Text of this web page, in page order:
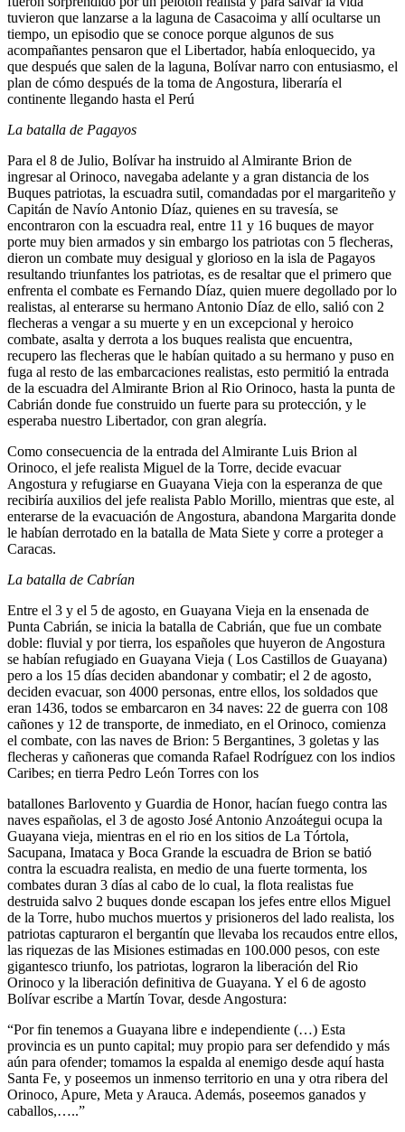
tuvieron que lanzarse a la laguna de Casacoima y allí ocultarse un
tiempo, un episodio que se conoce porque algunos de sus
acompañantes pensaron que el Libertador, había enloquecido, ya
que después que salen de la laguna, Bolívar narro con entusiasmo, el
plan de cómo después de la toma de Angostura, liberaría el
continente llegando hasta el Perú
La batalla de Pagayos
Para el 8 de Julio, Bolívar ha instruido al Almirante Brion de
ingresar al Orinoco, navegaba adelante y a gran distancia de los
Buques patriotas, la escuadra sutil, comandadas por el margariteño y
Capitán de Navío Antonio Díaz, quienes en su travesía, se
encontraron con la escuadra real, entre 11 y 16 buques de mayor
porte muy bien armados y sin embargo los patriotas con 5 flecheras,
dieron un combate muy desigual y glorioso en la isla de Pagayos
resultando triunfantes los patriotas, es de resaltar que el primero que
enfrenta el combate es Fernando Díaz, quien muere degollado por lo
realistas, al enterarse su hermano Antonio Díaz de ello, salió con 2
flecheras a vengar a su muerte y en un excepcional y heroico
combate, asalta y derrota a los buques realista que encuentra,
recupero las flecheras que le habían quitado a su hermano y puso en
fuga al resto de las embarcaciones realistas, esto permitió la entrada
de la escuadra del Almirante Brion al Rio Orinoco, hasta la punta de
Cabrián donde fue construido un fuerte para su protección, y le
esperaba nuestro Libertador, con gran alegría.
Como consecuencia de la entrada del Almirante Luis Brion al
Orinoco, el jefe realista Miguel de la Torre, decide evacuar
Angostura y refugiarse en Guayana Vieja con la esperanza de que
recibiría auxilios del jefe realista Pablo Morillo, mientras que este, al
enterarse de la evacuación de Angostura, abandona Margarita donde
le habían derrotado en la batalla de Mata Siete y corre a proteger a
Caracas.
La batalla de Cabrían
Entre el 3 y el 5 de agosto, en Guayana Vieja en la ensenada de
Punta Cabrián, se inicia la batalla de Cabrián, que fue un combate
doble: fluvial y por tierra, los españoles que huyeron de Angostura
se habían refugiado en Guayana Vieja ( Los Castillos de Guayana)
pero a los 15 días deciden abandonar y combatir; el 2 de agosto,
deciden evacuar, son 4000 personas, entre ellos, los soldados que
eran 1436, todos se embarcaron en 34 naves: 22 de guerra con 108
cañones y 12 de transporte, de inmediato, en el Orinoco, comienza
el combate, con las naves de Brion: 5 Bergantines, 3 goletas y las
flecheras y cañoneras que comanda Rafael Rodríguez con los indios
Caribes; en tierra Pedro León Torres con los
batallones Barlovento y Guardia de Honor, hacían fuego contra las
naves españolas, el 3 de agosto José Antonio Anzoátegui ocupa la
Guayana vieja, mientras en el rio en los sitios de La Tórtola,
Sacupana, Imataca y Boca Grande la escuadra de Brion se batió
contra la escuadra realista, en medio de una fuerte tormenta, los
combates duran 3 días al cabo de lo cual, la flota realistas fue
destruida salvo 2 buques donde escapan los jefes entre ellos Miguel
de la Torre, hubo muchos muertos y prisioneros del lado realista, los
patriotas capturaron el bergantín que llevaba los recaudos entre ellos,
las riquezas de las Misiones estimadas en 100.000 pesos, con este
gigantesco triunfo, los patriotas, lograron la liberación del Rio
Orinoco y la liberación definitiva de Guayana. Y el 6 de agosto
Bolívar escribe a Martín Tovar, desde Angostura:
“Por fin tenemos a Guayana libre e independiente (…) Esta
provincia es un punto capital; muy propio para ser defendido y más
aún para ofender; tomamos la espalda al enemigo desde aquí hasta
Santa Fe, y poseemos un inmenso territorio en una y otra ribera del
Orinoco, Apure, Meta y Arauca. Además, poseemos ganados y
caballos,…..”